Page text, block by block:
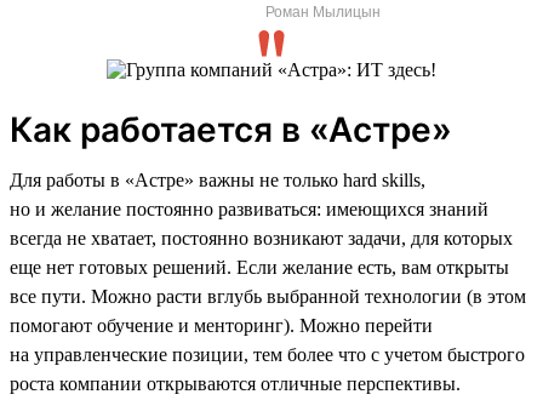
Роман Мылицын
Как работается в «Астре»
Для работы в «Астре» важны не только hard skills,
но и желание постоянно развиваться: имеющихся знаний
всегда не хватает, постоянно возникают задачи, для которых
еще нет готовых решений. Если желание есть, вам открыты
все пути. Можно расти вглубь выбранной технологии (в этом
помогают обучение и менторинг). Можно перейти
на управленческие позиции, тем более что с учетом быстрого
роста компании открываются отличные перспективы.